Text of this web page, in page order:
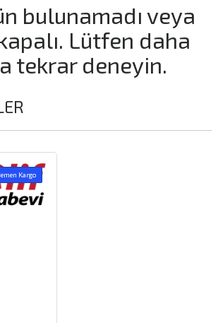
bulunamadı veya
Lütfen daha
tekrar deneyin.
Kargo